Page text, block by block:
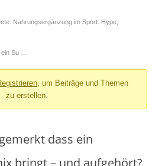
Nahrungsergänzung im Sport: Hype,
Su …
, um Beiträge und Themen
zu erstellen.
dass ein
bringt – und aufgehört?
wplink